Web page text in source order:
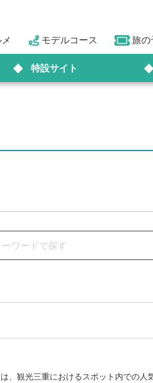
モデルコース 旅の
特設サイト
、観光三重におけるスポット内での人